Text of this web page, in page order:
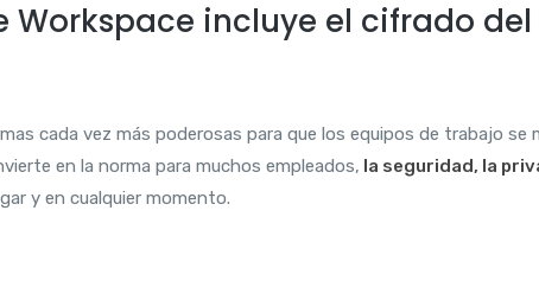
Workspace incluye el cifrado
cada vez más poderosas para que los equipos de trabajo
en la norma para muchos empleados, la seguridad, la
y en cualquier momento.